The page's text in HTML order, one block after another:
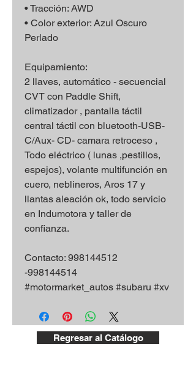
• Tracción: AWD
• Color exterior: Azul Oscuro
Perlado
Equipamiento:
2 llaves, automático - secuencial
CVT con Paddle Shift,
climatizador , pantalla táctil
central táctil con bluetooth-USB-
C/Aux- CD- camara retroceso ,
Todo eléctrico ( lunas ,pestillos,
espejos), volante multifunción en
cuero, neblineros, Aros 17 y
llantas aleación ok, todo servicio
en Indumotora y taller de
confianza.
Contacto: 998144512
-998144514
#motormarket_autos #subaru #xv
Regresar al Catálogo